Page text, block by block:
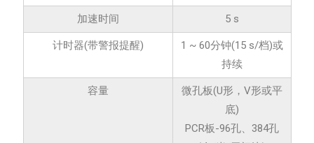
加速时间 5 s
计时器(带警报提醒)
1 ~ 60分钟(15 s/档)或
持续
容量
微孔板(U形，V形或平
底)
PCR板-96孔、384孔